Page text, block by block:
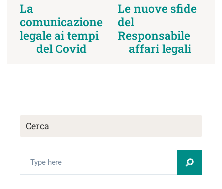
La
comunicazione
legale ai tempi
del Covid
Le nuove sfide
del
Responsabile
affari legali
Cerca